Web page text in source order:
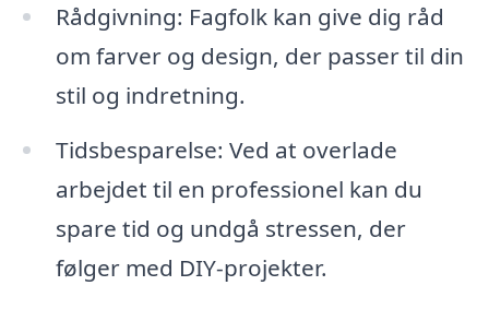
Rådgivning: Fagfolk kan give dig råd
om farver og design, der passer til din
stil og indretning.
Tidsbesparelse: Ved at overlade
arbejdet til en professionel kan du
spare tid og undgå stressen, der
følger med DIY-projekter.